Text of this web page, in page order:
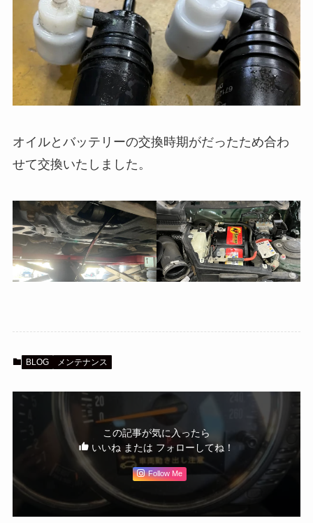
オイルとバッテリーの交換時期がだったため合わ
せて交換いたしました。
BLOG メンテナンス
この記事が気に入ったら
いいね または フォローしてね！
Follow Me